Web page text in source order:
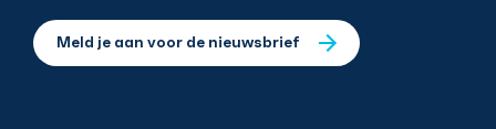
Meld je aan voor de nieuwsbrief